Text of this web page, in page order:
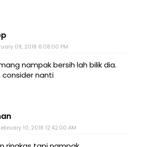
09, 2018 6:08:00 PM
nampak bersih lah bilik dia.
consider nanti
10, 2018 12:42:00 AM